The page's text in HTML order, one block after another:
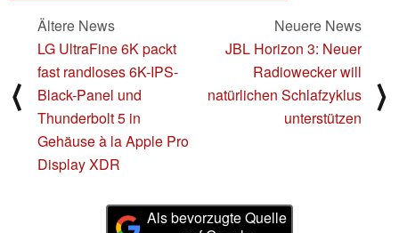
⟨
Ältere News
LG UltraFine 6K packt
fast randloses 6K-IPS-
Black-Panel und
Thunderbolt 5 in
Gehäuse à la Apple Pro
Display XDR
Neuere News
JBL Horizon 3: Neuer
Radiowecker will
natürlichen Schlafzyklus
unterstützen
⟩
Als bevorzugte Quelle